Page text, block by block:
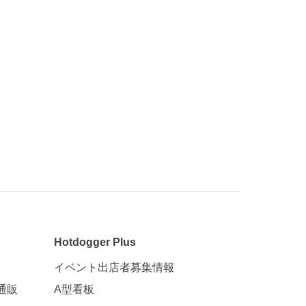
販
Hotdogger Plus
イベント出店者募集情報
A型看板